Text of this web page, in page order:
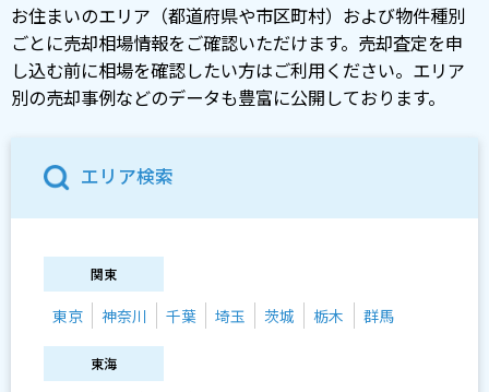
お住まいのエリア（都道府県や市区町村）および物件種別
ごとに売却相場情報をご確認いただけます。売却査定を申
し込む前に相場を確認したい方はご利用ください。エリア
別の売却事例などのデータも豊富に公開しております。
エリア検索
関東
東京 神奈川 千葉 埼玉 茨城 栃木 群馬
東海